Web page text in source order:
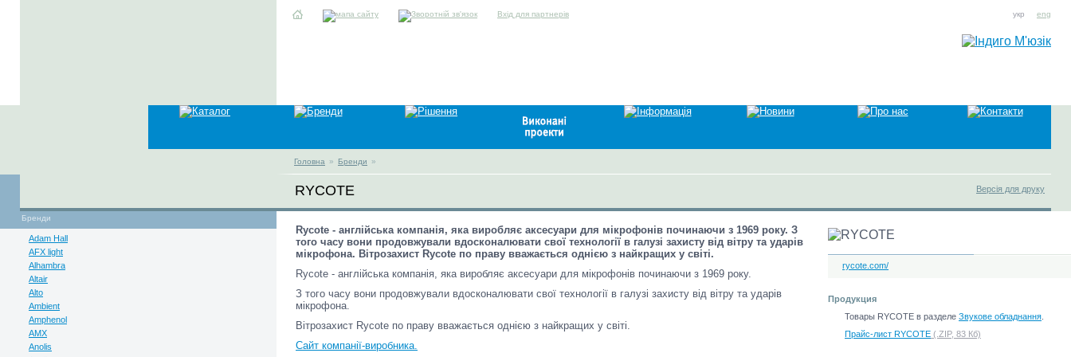
Вхід для партнерів укр eng
Головна » Бренди »
RYCOTE Версія для друку
Бренди
Adam Hall
AFX light
Alhambra
Altair
Alto
Ambient
Amphenol
AMX
Anolis
Rycote - англійська компанія, яка виробляє аксесуари для мікрофонів починаючи з 1969 року. З
того часу вони продовжували вдосконалювати свої технології в галузі захисту від вітру та ударів
мікрофона. Вітрозахист Rycote по праву вважається однією з найкращих у світі.
Rycote - англійська компанія, яка виробляє аксесуари для мікрофонів починаючи з 1969 року.
З того часу вони продовжували вдосконалювати свої технології в галузі захисту від вітру та ударів
мікрофона.
Вітрозахист Rycote по праву вважається однією з найкращих у світі.
Сайт компанії-виробника.
rycote.com/
Продукция
Товары RYCOTE в разделе Звукове обладнання
Прайс-лист RYCOTE (.ZIP, 83 Кб)